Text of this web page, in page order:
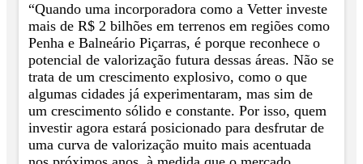
“Quando uma incorporadora como a Vetter investe
mais de R$ 2 bilhões em terrenos em regiões como
Penha e Balneário Piçarras, é porque reconhece o
potencial de valorização futura dessas áreas. Não se
trata de um crescimento explosivo, como o que
algumas cidades já experimentaram, mas sim de
um crescimento sólido e constante. Por isso, quem
investir agora estará posicionado para desfrutar de
uma curva de valorização muito mais acentuada